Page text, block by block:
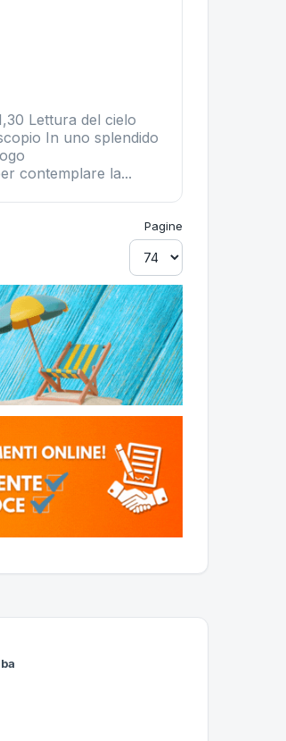
Lettura del cielo
In uno splendido
contemplare la...
Pagine